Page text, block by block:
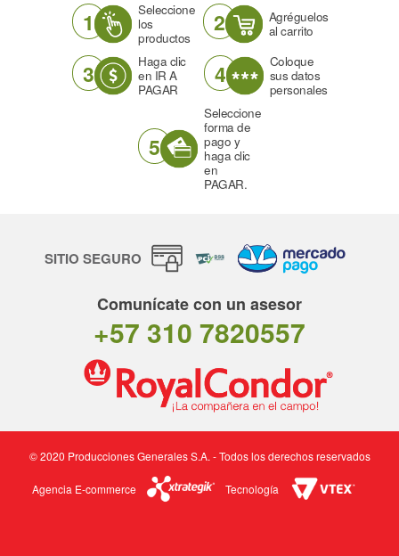
1
Seleccione
los
productos
2
Agréguelos
al carrito
3
Haga clic
en IR A
PAGAR
4
Coloque
sus datos
personales
5
Seleccione
forma de
pago y
haga clic
en
PAGAR.
SITIO SEGURO
Comunícate con un asesor
+57 310 7820557
© 2020 Producciones Generales S.A. - Todos los derechos reservados
Agencia E-commerce Tecnología